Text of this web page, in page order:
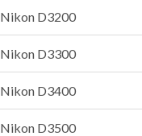
Nikon D3200
Nikon D3300
Nikon D3400
Nikon D3500